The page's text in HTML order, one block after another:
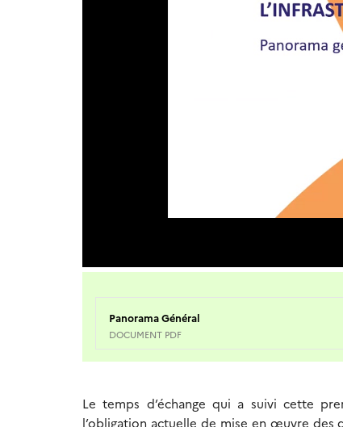
Panorama Général
DOCUMENT PDF
Le temps d’échange qui a suivi cette
l’obligation actuelle de mise en œuvre des